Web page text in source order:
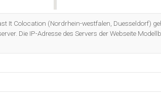
It Colocation (Nordrhein-westfalen, Duesseldorf)
Die IP-Adresse des Servers der Webseite